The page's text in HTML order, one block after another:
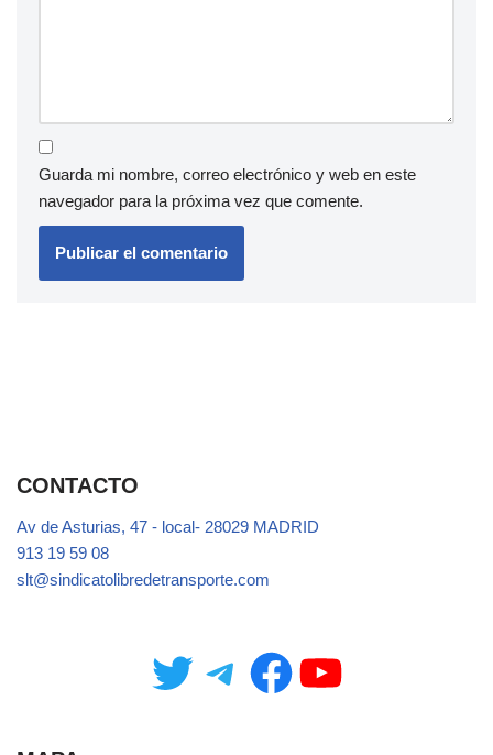
Guarda mi nombre, correo electrónico y web en este
navegador para la próxima vez que comente.
CONTACTO
Av de Asturias, 47 - local- 28029 MADRID
913 19 59 08
slt@sindicatolibredetransporte.com